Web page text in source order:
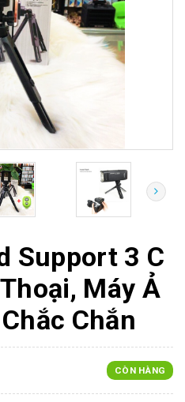
Support 3 C
Máy Ả
Chắn
CÒN HÀNG